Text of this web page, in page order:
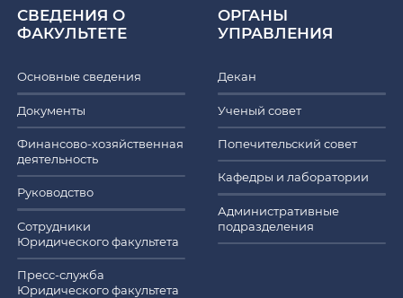
СВЕДЕНИЯ О
ФАКУЛЬТЕТЕ
Основные сведения
Документы
Финансово-хозяйственная
деятельность
Руководство
Сотрудники
Юридического факультета
Пресс-служба
Юридического факультета
ОРГАНЫ
УПРАВЛЕНИЯ
Декан
Ученый совет
Попечительский совет
Кафедры и лаборатории
Административные
подразделения